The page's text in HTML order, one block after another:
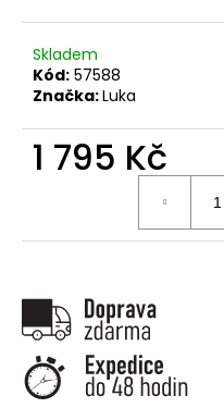
Skladem
Kód: 57588
Značka:Luka
1 795 Kč
e
m
e